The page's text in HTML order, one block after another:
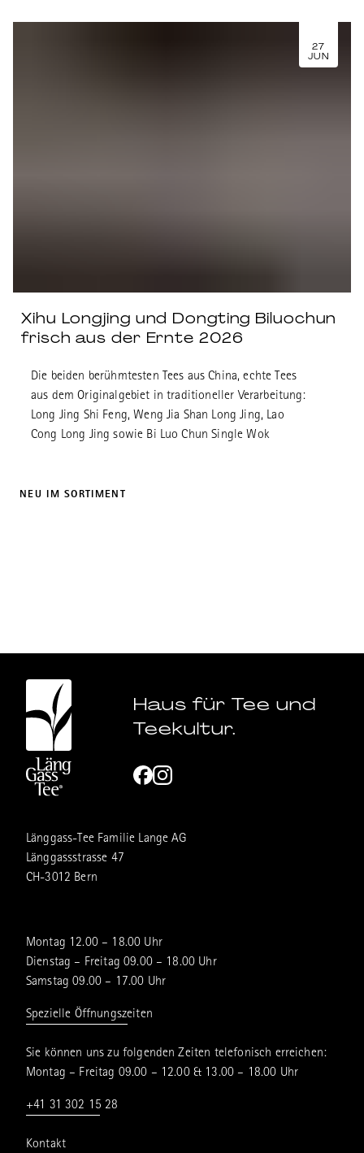
27
JUN
Xihu Longjing und Dongting Biluochun
frisch aus der Ernte 2026
Die beiden berühmtesten Tees aus China, echte Tees
aus dem Originalgebiet in traditioneller Verarbeitung:
Long Jing Shi Feng, Weng Jia Shan Long Jing, Lao
Cong Long Jing sowie Bi Luo Chun Single Wok
NEU IM SORTIMENT
Haus für Tee und
Teekultur.
Länggass-Tee Familie Lange AG
Länggassstrasse 47
CH-3012 Bern
Montag 12.00 – 18.00 Uhr
Dienstag – Freitag 09.00 – 18.00 Uhr
Samstag 09.00 – 17.00 Uhr
Spezielle Öffnungszeiten
Sie können uns zu folgenden Zeiten telefonisch erreichen:
Montag – Freitag 09.00 – 12.00 & 13.00 – 18.00 Uhr
+41 31 302 15 28
Kontakt